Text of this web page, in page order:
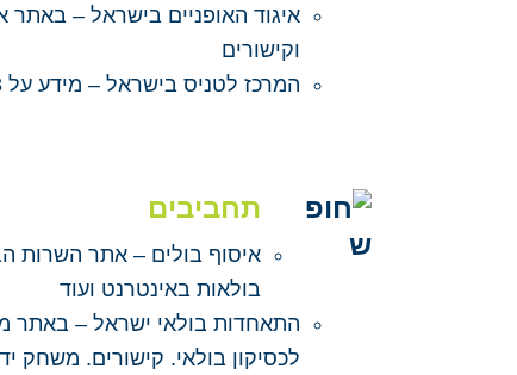
איגוד האופניים בישראל – באתר
וקישורים
המרכז לטניס בישראל – מידע על 13 מרכזי הטניס בארץ, תחרויות, דרוגים, מדריך לשיפור חבטות, פורום ועוד.
תחביבים
איסוף בולים – אתר השרות
בולאות באינטרנט ועוד
התאחדות בולאי ישראל – באתר
לכסיקון בולאי. קישורים. משחק